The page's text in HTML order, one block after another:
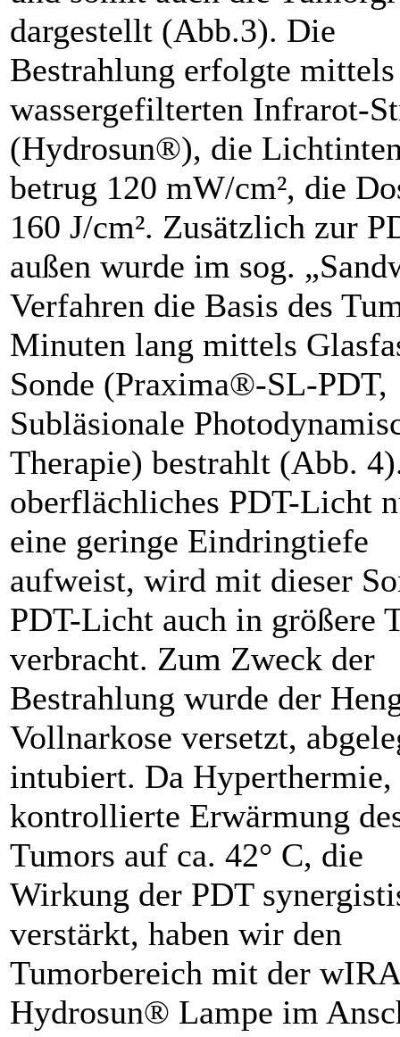
dargestellt (Abb.3). Die
Bestrahlung erfolgte
wassergefilterten Infrarot-
(Hydrosun®), die
betrug 120 mW/cm², die
160 J/cm². Zusätzlich zur
außen wurde im sog.
Verfahren die Basis des
Minuten lang mittels
Sonde (Praxima®-SL-PDT,
Subläsionale
Therapie) bestrahlt (Abb.
oberflächliches PDT-Licht
eine geringe Eindringtiefe
aufweist, wird mit dieser
PDT-Licht auch in größere
verbracht. Zum Zweck der
Bestrahlung wurde der
Vollnarkose versetzt,
intubiert. Da Hyperthermie,
kontrollierte Erwärmung
Tumors auf ca. 42° C, die
Wirkung der PDT
verstärkt, haben wir den
Tumorbereich mit der wIRA
Hydrosun® Lampe im